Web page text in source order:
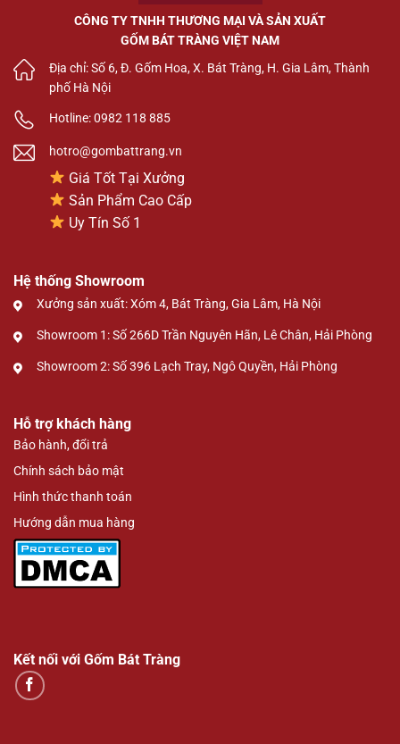
CÔNG TY TNHH THƯƠNG MẠI VÀ SẢN XUẤT
GỐM BÁT TRÀNG VIỆT NAM
Địa chỉ: Số 6, Đ. Gốm Hoa, X. Bát Tràng, H. Gia Lâm, Thành
phố Hà Nội
Hotline: 0982 118 885
hotro@gombattrang.vn
Giá Tốt Tại Xưởng
Sản Phẩm Cao Cấp
Uy Tín Số 1
Hệ thống Showroom
Xưởng sản xuất: Xóm 4, Bát Tràng, Gia Lâm, Hà Nội
Showroom 1: Số 266D Trần Nguyên Hãn, Lê Chân, Hải Phòng
Showroom 2: Số 396 Lạch Tray, Ngô Quyền, Hải Phòng
Hỗ trợ khách hàng
Bảo hành, đổi trả
Chính sách bảo mật
Hình thức thanh toán
Hướng dẫn mua hàng
Kết nối với Gốm Bát Tràng